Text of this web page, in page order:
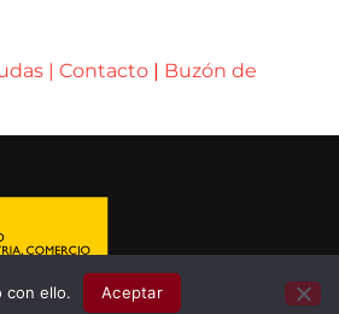
| Contacto | Buzón de
con ello. Aceptar